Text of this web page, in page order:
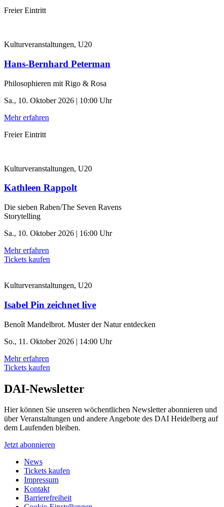
Freier Eintritt
Kulturveranstaltungen, U20
Hans-Bernhard Peterman
Philosophieren mit Rigo & Rosa
Sa., 10. Oktober 2026 | 10:00 Uhr
Mehr erfahren
Freier Eintritt
Kulturveranstaltungen, U20
Kathleen Rappolt
Die sieben Raben/The Seven Ravens
Storytelling
Sa., 10. Oktober 2026 | 16:00 Uhr
Mehr erfahren
Tickets kaufen
Kulturveranstaltungen, U20
Isabel Pin zeichnet live
Benoît Mandelbrot. Muster der Natur entdecken
So., 11. Oktober 2026 | 14:00 Uhr
Mehr erfahren
Tickets kaufen
DAI-Newsletter
Hier können Sie unseren wöchentlichen Newsletter abonnieren und
über Veranstaltungen und andere Angebote des DAI Heidelberg auf
dem Laufenden bleiben.
Jetzt abonnieren
News
Tickets kaufen
Impressum
Kontakt
Barrierefreiheit